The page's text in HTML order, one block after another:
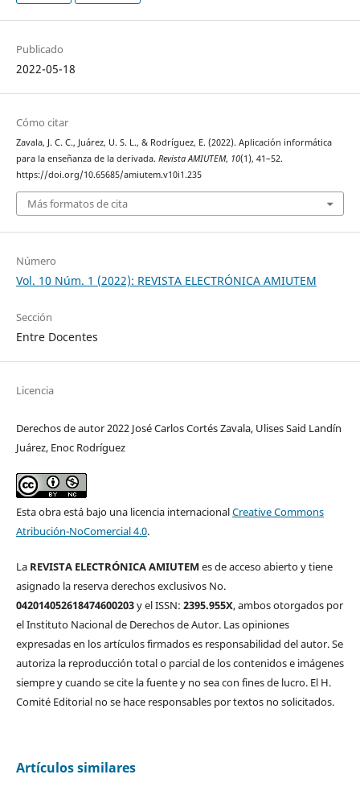
Publicado
2022-05-18
Cómo citar
Zavala, J. C. C., Juárez, U. S. L., & Rodríguez, E. (2022). Aplicación informática
para la enseñanza de la derivada. Revista AMIUTEM, 10(1), 41–52.
https://doi.org/10.65685/amiutem.v10i1.235
Más formatos de cita
Número
Vol. 10 Núm. 1 (2022): REVISTA ELECTRÓNICA AMIUTEM
Sección
Entre Docentes
Licencia
Derechos de autor 2022 José Carlos Cortés Zavala, Ulises Said Landín
Juárez, Enoc Rodríguez
Esta obra está bajo una licencia internacionalCreative Commons
Atribución-NoComercial 4.0.
La REVISTA ELECTRÓNICA AMIUTEM es de acceso abierto y tiene
asignado la reserva derechos exclusivos No.
042014052618474600203y el ISSN: 2395.955X, ambos otorgados por
el Instituto Nacional de Derechos de Autor. Las opiniones
expresadas en los artículos firmados es responsabilidad del autor. Se
autoriza la reproducción total o parcial de los contenidos e imágenes
siempre y cuando se cite la fuente y no sea con fines de lucro. El H.
Comité Editorial no se hace responsables por textos no solicitados.
Artículos similares